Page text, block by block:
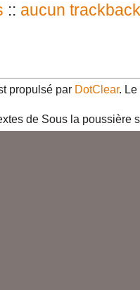
:: aucun trackback
propulsé par DotClear. Le
de Sous la poussière